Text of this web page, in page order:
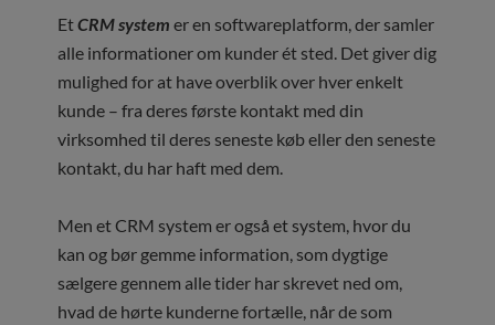
EtCRM system er en softwareplatform, der samler
alle informationer om kunder ét sted. Det giver dig
mulighed for at have overblik over hver enkelt
kunde – fra deres første kontakt med din
virksomhed til deres seneste køb eller den seneste
kontakt, du har haft med dem.
Men et CRM system er også et system, hvor du
kan og bør gemme information, som dygtige
sælgere gennem alle tider har skrevet ned om,
hvad de hørte kunderne fortælle, når de som